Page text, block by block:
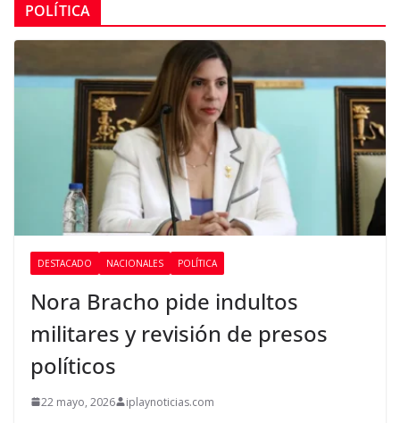
POLÍTICA
DESTACADO NACIONALES POLÍTICA
Nora Bracho pide indultos
militares y revisión de presos
políticos
22 mayo, 2026 iplaynoticias.com